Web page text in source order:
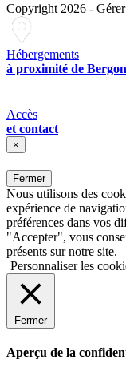
Copyright 2026 -
Hébergements
à proximité de
Accès
et contact
×
Fermer
Nous utilisons des
expérience de
préférences dans vos
"Accepter", vous
présents sur notre site.
Personnaliser les
Fermer
Aperçu de la